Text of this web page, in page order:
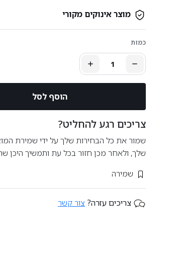
מוצר אינוקים מקורי
כמות
הוסף לסל
צריכים רגע להחליט?
שמור את כל הבחירות שלך על ידי שמירת
שלך, ולאחר מכן חזור בכל עת ותמשיך היכן
שמירה
צריכים עזרה? צור קשר